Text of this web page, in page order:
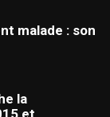
malade : son
la